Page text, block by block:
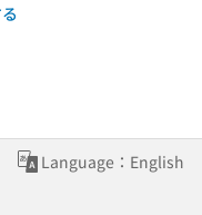
Language：English